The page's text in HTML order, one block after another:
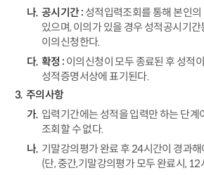
공시기간 : 성적입력조회를 통해 본인
있으며, 이의가 있을 경우 성적공시기
이의신청한다.
확정 : 이의신청이 모두 종료된 후 성적
성적증명서상에 표기된다.
주의사항
입력기간에는 성적을 입력만 하는 단계
조회할 수 없다.
기말강의평가 완료 후 24시간이 경과
(단, 중간,기말강의평가 모두 완료시,